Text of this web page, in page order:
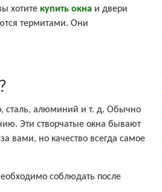
хотите купить окна и двери
термитами. Они
сталь, алюминий и т. д. Обычно
Эти створчатые окна бывают
вами, но качество всегда самое
соблюдать после